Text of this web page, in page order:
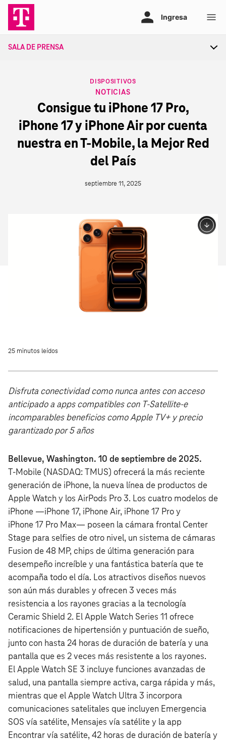
contenido
SALA DE PRENSA
DISPOSITIVOSCATEGORY
NOTICIAS
Consigue tu iPhone 17 Pro,
iPhone 17 y iPhone Air por cuenta
nuestra en T‑Mobile, la Mejor Red
del País
septiembre 11, 2025
25 minutos leídos
Disfruta conectividad como nunca antes con acceso
anticipado a apps compatibles con T-Satellite-e
incomparables beneficios como Apple TV+ y precio
garantizado por 5 años
Bellevue, Washington. 10 de septiembre de 2025.
T‑Mobile (NASDAQ: TMUS) ofrecerá la más reciente
generación de iPhone, la nueva línea de productos de
Apple Watch y los AirPods Pro 3. Los cuatro modelos de
iPhone —iPhone 17, iPhone Air, iPhone 17 Pro y
iPhone 17 Pro Max— poseen la cámara frontal Center
Stage para selfies de otro nivel, un sistema de cámaras
Fusion de 48 MP, chips de última generación para
desempeño increíble y una fantástica batería que te
acompaña todo el día. Los atractivos diseños nuevos
son aún más durables y ofrecen 3 veces más
resistencia a los rayones gracias a la tecnología
Ceramic Shield 2. El Apple Watch Series 11 ofrece
notificaciones de hipertensión y puntuación de sueño,
junto con hasta 24 horas de duración de batería y una
pantalla que es 2 veces más resistente a los rayones.
El Apple Watch SE 3 incluye funciones avanzadas de
salud, una pantalla siempre activa, carga rápida y más,
mientras que el Apple Watch Ultra 3 incorpora
comunicaciones satelitales que incluyen Emergencia
SOS vía satélite, Mensajes vía satélite y la app
Encontrar vía satélite, 42 horas de duración de batería y